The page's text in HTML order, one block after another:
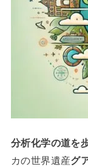
分析化学の道を
カの世界遺産グ